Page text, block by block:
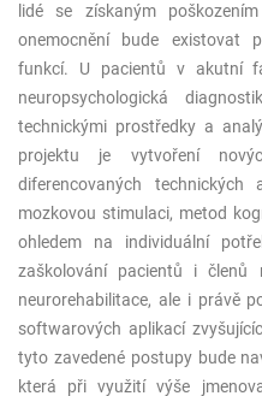
lidé se získaným
onemocnění bude existovat
funkcí. U pacientů v akutní
neuropsychologická
technickými prostředky a
projektu je vytvoření
diferencovaných
mozkovou stimulaci, metod
ohledem na individuální
zaškolování pacientů i členů
neurorehabilitace, ale i právě
softwarových aplikací
tyto zavedené postupy bude
která při využití výše